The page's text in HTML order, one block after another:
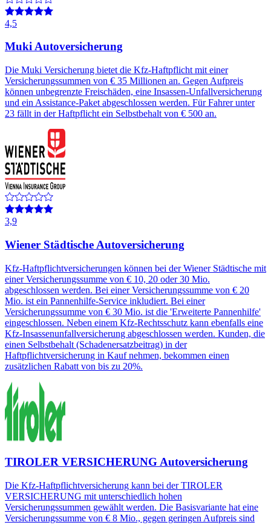
4,5
Muki Autoversicherung
Die Muki Versicherung bietet die Kfz-Haftpflicht mit einer
Versicherungssummen von € 35 Millionen an. Gegen Aufpreis
können unbegrenzte Freischäden, eine Insassen-Unfallversicherung
und ein Assistance-Paket abgeschlossen werden. Für Fahrer unter
23 fällt in der Haftpflicht ein Selbstbehalt von € 500 an.
3,9
Wiener Städtische Autoversicherung
Kfz-Haftpflichtversicherungen können bei der Wiener Städtische mit
einer Versicherungssumme von € 10, 20 oder 30 Mio.
abgeschlossen werden. Bei einer Versicherungssumme von € 20
Mio. ist ein Pannenhilfe-Service inkludiert. Bei einer
Versicherungssumme von € 30 Mio. ist die 'Erweiterte Pannenhilfe'
eingeschlossen. Neben einem Kfz-Rechtsschutz kann ebenfalls eine
Kfz-Insassenunfallversicherung abgeschlossen werden. Kunden, die
einen Selbstbehalt (Schadenersatzbeitrag) in der
Haftpflichtversicherung in Kauf nehmen, bekommen einen
zusätzlichen Rabatt von bis zu 20%.
TIROLER VERSICHERUNG Autoversicherung
Die Kfz-Haftpflichtversicherung kann bei der TIROLER
VERSICHERUNG mit unterschiedlich hohen
Versicherungssummen gewählt werden. Die Basisvariante hat eine
Versicherungssumme von € 8 Mio., gegen geringen Aufpreis sind